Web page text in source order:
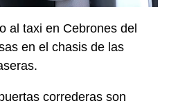
al taxi en Cebrones del
en el chasis de las
correderas son